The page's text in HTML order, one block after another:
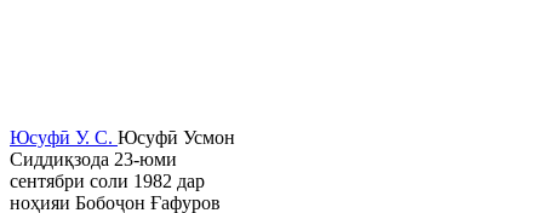
Юсуфӣ У. C. Юсуфӣ Усмон
Сиддиқзода 23-юми
сентябри соли 1982 дар
ноҳияи Бобоҷон Ғафуров